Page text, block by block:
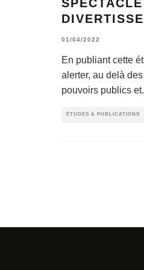
01/04/2022
En publiant cette
alerter, au delà
pouvoirs publics et
ÉTUDES & PUBLICATIONS